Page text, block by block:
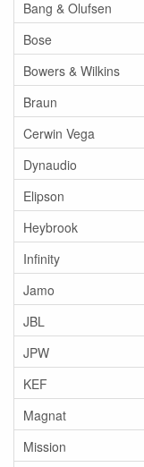
Bang & Olufsen
Bose
Bowers & Wilkins
Braun
Cerwin Vega
Dynaudio
Elipson
Heybrook
Infinity
Jamo
JBL
JPW
KEF
Magnat
Mission